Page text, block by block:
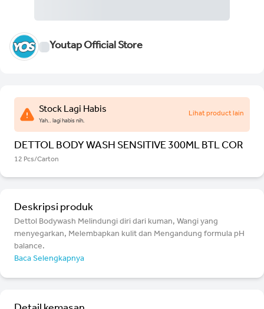
Youtap Official Store
Stock Lagi Habis
Yah.. lagi habis nih.
Lihat product lain
DETTOL BODY WASH SENSITIVE 300ML BTL COR
12 Pcs/Carton
Deskripsi produk
Dettol Bodywash Melindungi diri dari kuman, Wangi yang
menyegarkan, Melembapkan kulit dan Mengandung formula pH
balance.
Baca Selengkapnya